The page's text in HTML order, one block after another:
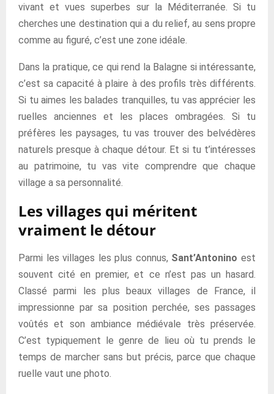
vivant et vues superbes sur la Méditerranée. Si tu
cherches une destination qui a du relief, au sens propre
comme au figuré, c’est une zone idéale.
Dans la pratique, ce qui rend la Balagne si intéressante,
c’est sa capacité à plaire à des profils très différents.
Si tu aimes les balades tranquilles, tu vas apprécier les
ruelles anciennes et les places ombragées. Si tu
préfères les paysages, tu vas trouver des belvédères
naturels presque à chaque détour. Et si tu t’intéresses
au patrimoine, tu vas vite comprendre que chaque
village a sa personnalité.
Les villages qui méritent
vraiment le détour
Parmi les villages les plus connus, Sant’Antonino est
souvent cité en premier, et ce n’est pas un hasard.
Classé parmi les plus beaux villages de France, il
impressionne par sa position perchée, ses passages
voûtés et son ambiance médiévale très préservée.
C’est typiquement le genre de lieu où tu prends le
temps de marcher sans but précis, parce que chaque
ruelle vaut une photo.